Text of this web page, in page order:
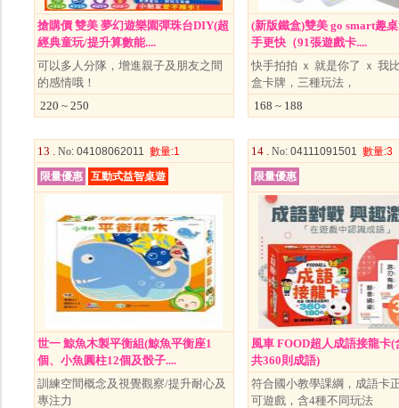
搶購價 雙美 夢幻遊樂園彈珠台DIY(超
經典童玩/提升算數能....
可以多人分隊，增進親子及朋友之間
的感情哦！
220 ~ 250
(新版鐵盒)雙美 go smart趣
手更快（91張遊戲卡....
快手拍拍 ｘ 就是你了 ｘ 我
盒卡牌，三種玩法，
168 ~ 188
13 . No: 04108062011 數量:1
限量優惠
互動式益智桌遊
世一 鯨魚木製平衡組(鯨魚平衡座1
個、小魚圓柱12個及骰子....
訓練空間概念及視覺觀察/提升耐心及
專注力
14 . No: 04111091501 數量:3
限量優惠
風車 FOOD超人成語接龍卡(
共360則成語)
符合國小教學課綱，成語卡
可遊戲，含4種不同玩法